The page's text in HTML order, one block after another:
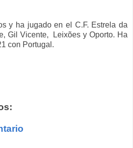
y ha jugado en el C.F. Estrela da
Gil Vicente, Leixões y Oporto. Ha
con Portugal.